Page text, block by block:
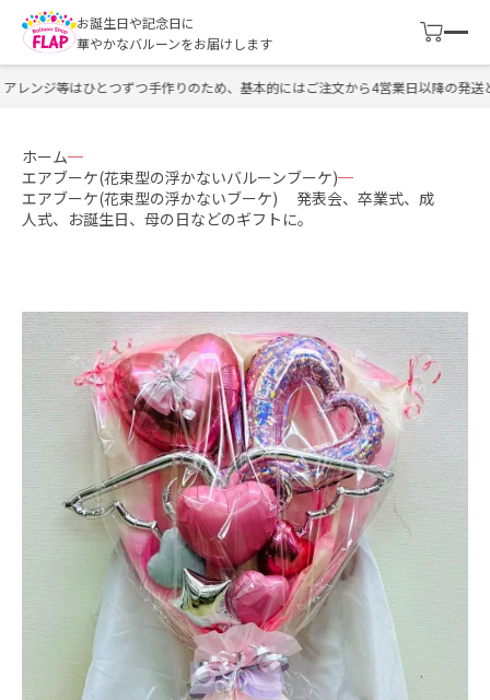
お誕生日や記念日に
華やかなバルーンをお届けします
レンジ等はひとつずつ手作りのため、基本的にはご注文から4営業日以降の発送
ホーム
エアブーケ(花束型の浮かないバルーンブーケ)
エアブーケ(花束型の浮かないブーケ) 発表会、卒業式、成
人式、お誕生日、母の日などのギフトに。